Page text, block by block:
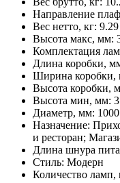
Направление
Вес нетто, кг: 9.29
Высота макс, мм:
Комплектация
Длина коробки,
Ширина коробки,
Высота коробки,
Высота мин, мм:
Диаметр, мм: 1000
Назначение:
и ресторан;
Длина шнура
Стиль: Модерн
Количество ламп,